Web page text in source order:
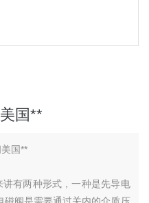
国**
国**
有两种形式，一种是先导电